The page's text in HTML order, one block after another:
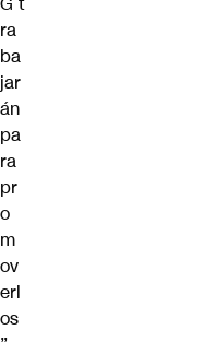
ra
ba
jar
án
pa
ra
pr
o
m
ov
erl
os